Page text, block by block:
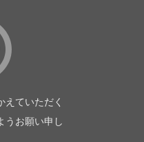
えていただく
うお願い申し